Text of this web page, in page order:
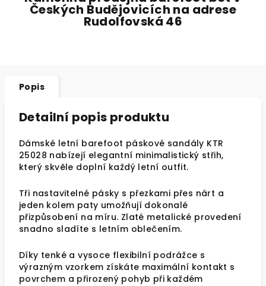
Českých Budějovicích na adrese
Rudolfovská 46
Popis
Detailní popis produktu
Dámské letní barefoot páskové sandály KTR
25028 nabízejí elegantní minimalistický střih,
který skvěle doplní každý letní outfit.
Tři nastavitelné pásky s přezkami přes nárt a
jeden kolem paty umožňují dokonalé
přizpůsobení na míru. Zlaté metalické provedení
snadno sladíte s letním oblečením.
Díky tenké a vysoce flexibilní podrážce s
výrazným vzorkem získáte maximální kontakt s
povrchem a přirozený pohyb při každém